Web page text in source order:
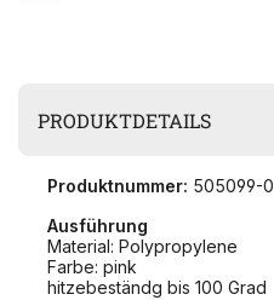
PRODUKTDETAILS
Produktnummer: 505099-0
Ausführung
Material: Polypropylene
Farbe: pink
hitzebeständg bis 100 Grad